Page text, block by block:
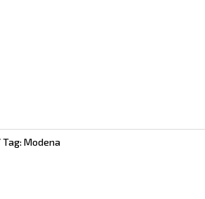
Tag:Modena